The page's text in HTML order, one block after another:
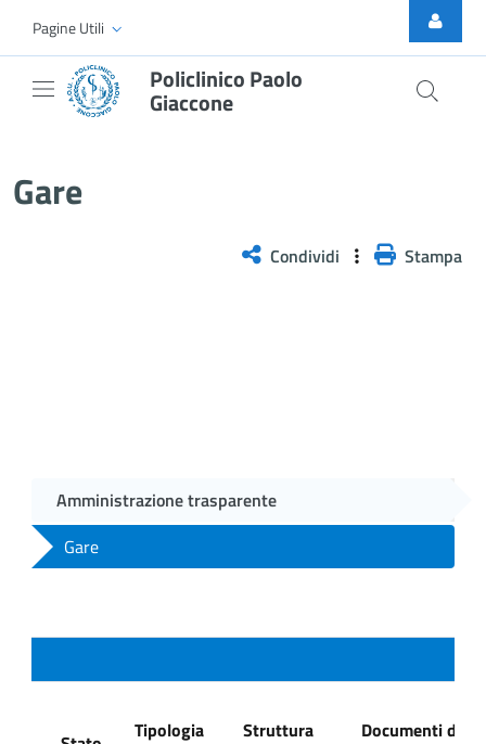
Skip to Main Content
Pagine Utili
Policlinico Paolo
Giaccone
Gare
Condividi Stampa
Amministrazione trasparente
Gare
Tipologia
Struttura
Documenti di